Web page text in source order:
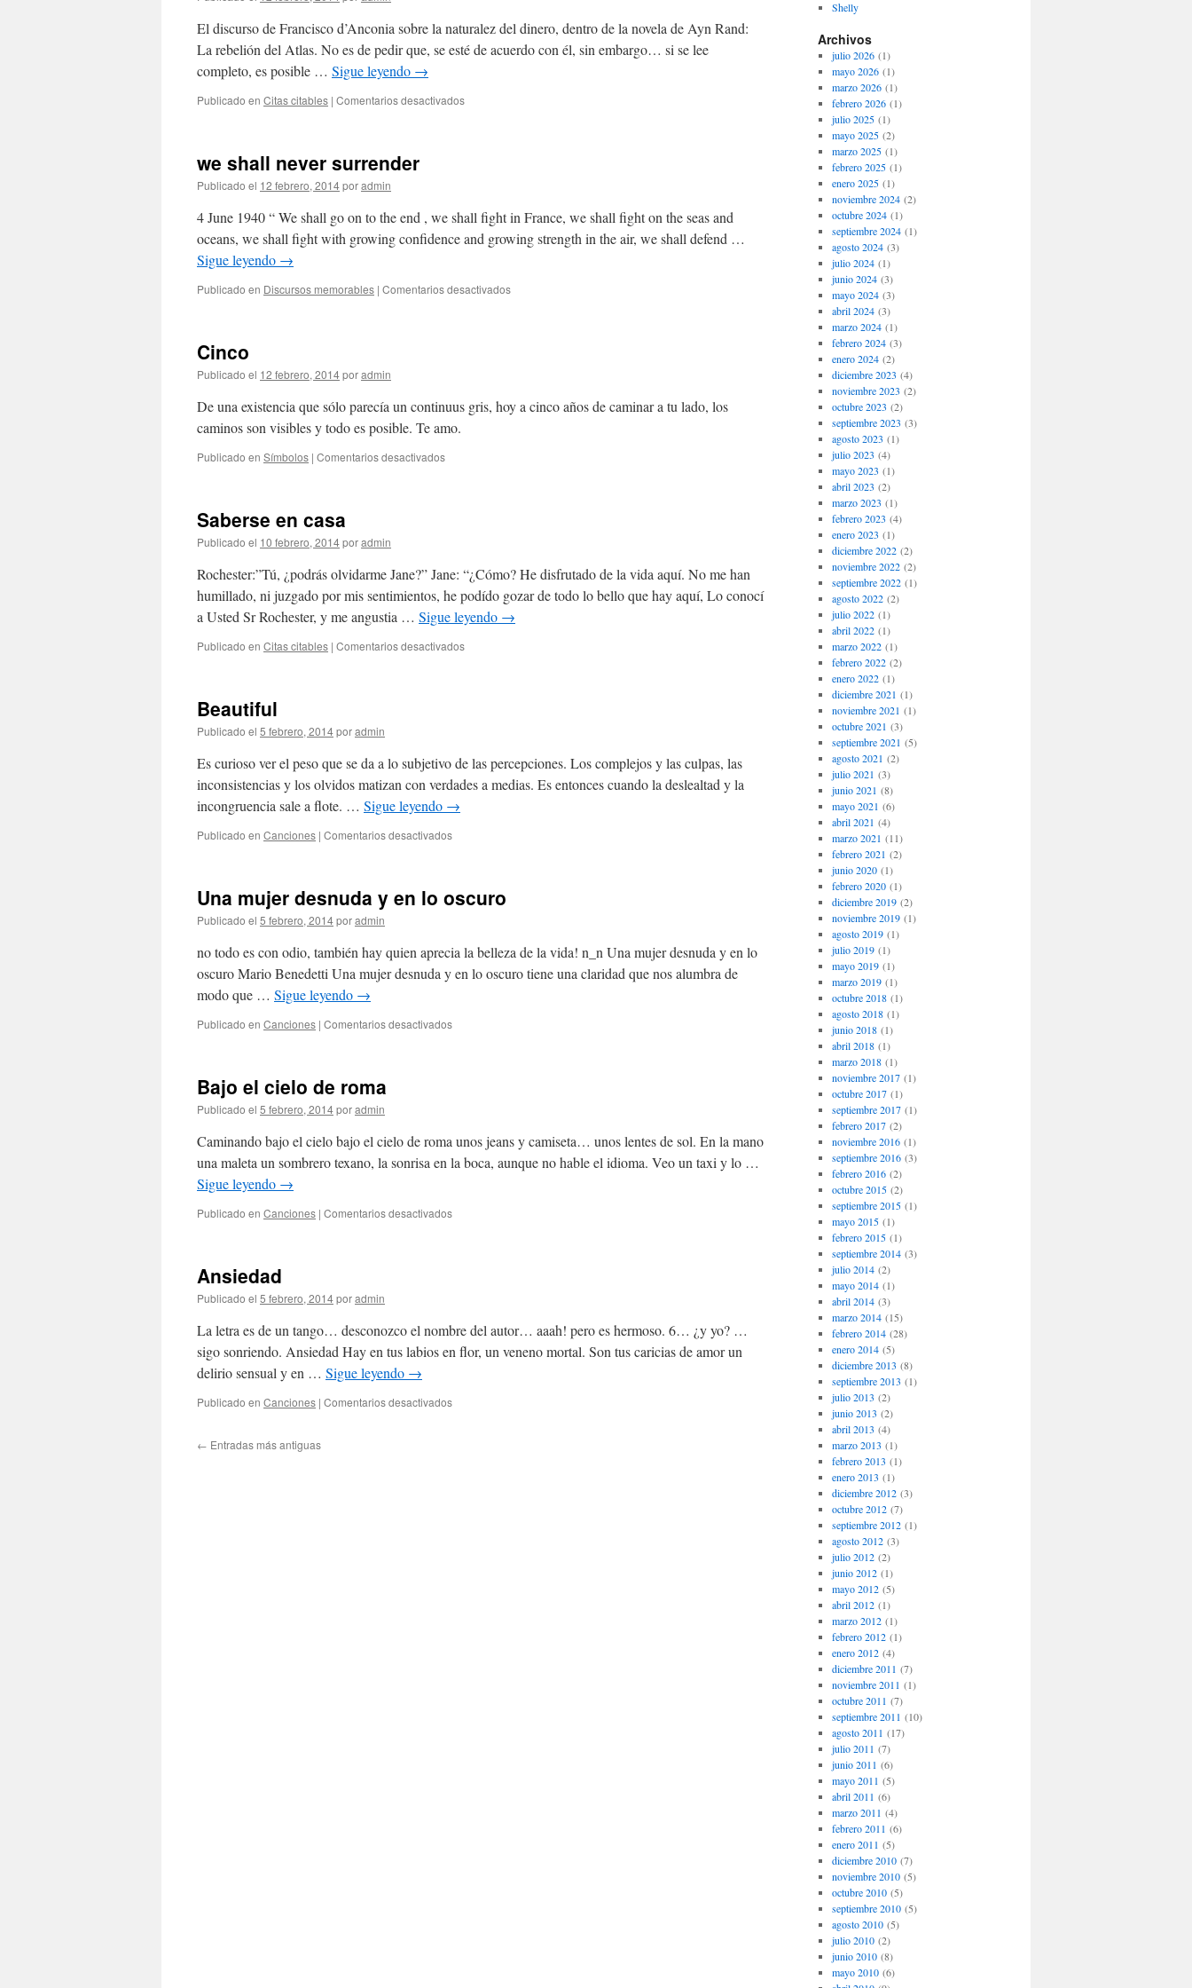
El discurso de Francisco d’Anconia sobre la naturalez del dinero, dentro de la novela de Ayn Rand:
La rebelión del Atlas. No es de pedir que, se esté de acuerdo con él, sin embargo… si se lee
completo, es posible … Sigue leyendo →
Publicado en Citas citables | Comentarios desactivadosen
we shall never surrender
Publicado el 12 febrero, 2014poradmin
4 June 1940 “ We shall go on to the end , we shall fight in France, we shall fight on the seas and
oceans, we shall fight with growing confidence and growing strength in the air, we shall defend …
Sigue leyendo →
Publicado en Discursos memorables | Comentarios desactivadosen
Cinco
Publicado el 12 febrero, 2014poradmin
De una existencia que sólo parecía un continuus gris, hoy a cinco años de caminar a tu lado, los
caminos son visibles y todo es posible. Te amo.
Publicado en Símbolos | Comentarios desactivadosen
Saberse en casa
Publicado el 10 febrero, 2014poradmin
Rochester:”Tú, ¿podrás olvidarme Jane?” Jane: “¿Cómo? He disfrutado de la vida aquí. No me han
humillado, ni juzgado por mis sentimientos, he podído gozar de todo lo bello que hay aquí, Lo conocí
a Usted Sr Rochester, y me angustia … Sigue leyendo →
Publicado en Citas citables | Comentarios desactivadosen
Beautiful
Publicado el 5 febrero, 2014poradmin
Es curioso ver el peso que se da a lo subjetivo de las percepciones. Los complejos y las culpas, las
inconsistencias y los olvidos matizan con verdades a medias. Es entonces cuando la deslealtad y la
incongruencia sale a flote. … Sigue leyendo →
Publicado en Canciones | Comentarios desactivadosen
Una mujer desnuda y en lo oscuro
Publicado el 5 febrero, 2014poradmin
no todo es con odio, también hay quien aprecia la belleza de la vida! n_n Una mujer desnuda y en lo
oscuro Mario Benedetti Una mujer desnuda y en lo oscuro tiene una claridad que nos alumbra de
modo que … Sigue leyendo →
Publicado en Canciones | Comentarios desactivadosen
Bajo el cielo de roma
Publicado el 5 febrero, 2014poradmin
Caminando bajo el cielo bajo el cielo de roma unos jeans y camiseta… unos lentes de sol. En la mano
una maleta un sombrero texano, la sonrisa en la boca, aunque no hable el idioma. Veo un taxi y lo …
Sigue leyendo →
Publicado en Canciones | Comentarios desactivadosen
Ansiedad
Publicado el 5 febrero, 2014poradmin
La letra es de un tango… desconozco el nombre del autor… aaah! pero es hermoso. 6… ¿y yo? …
sigo sonriendo. Ansiedad Hay en tus labios en flor, un veneno mortal. Son tus caricias de amor un
delirio sensual y en … Sigue leyendo →
Publicado en Canciones | Comentarios desactivadosen
← Entradas más antiguas
Shelly
Archivos
julio 2026(1)
mayo 2026(1)
marzo 2026(1)
febrero 2026(1)
julio 2025(1)
mayo 2025(2)
marzo 2025(1)
febrero 2025(1)
enero 2025(1)
noviembre 2024(2)
octubre 2024(1)
septiembre 2024(1)
agosto 2024(3)
julio 2024(1)
junio 2024(3)
mayo 2024(3)
abril 2024(3)
marzo 2024(1)
febrero 2024(3)
enero 2024(2)
diciembre 2023 (4)
noviembre 2023 (2)
octubre 2023 (2)
septiembre 2023 (3)
agosto 2023 (1)
julio 2023 (4)
mayo 2023 (1)
abril 2023 (2)
marzo 2023 (1)
febrero 2023 (4)
enero 2023 (1)
diciembre 2022(2)
noviembre 2022(2)
septiembre 2022(1)
agosto 2022(2)
julio 2022(1)
abril 2022(1)
marzo 2022(1)
febrero 2022(2)
enero 2022(1)
diciembre 2021 (1)
noviembre 2021 (1)
octubre 2021 (3)
septiembre 2021 (5)
agosto 2021 (2)
julio 2021 (3)
junio 2021 (8)
mayo 2021 (6)
abril 2021 (4)
marzo 2021 (11)
febrero 2021 (2)
junio 2020(1)
febrero 2020(1)
diciembre 2019(2)
noviembre 2019(1)
agosto 2019(1)
julio 2019(1)
mayo 2019(1)
marzo 2019(1)
octubre 2018(1)
agosto 2018(1)
junio 2018(1)
abril 2018(1)
marzo 2018(1)
noviembre 2017(1)
octubre 2017(1)
septiembre 2017(1)
febrero 2017(2)
noviembre 2016(1)
septiembre 2016(3)
febrero 2016(2)
octubre 2015(2)
septiembre 2015(1)
mayo 2015(1)
febrero 2015(1)
septiembre 2014(3)
julio 2014(2)
mayo 2014(1)
abril 2014(3)
marzo 2014(15)
febrero 2014(28)
enero 2014(5)
diciembre 2013 (8)
septiembre 2013 (1)
julio 2013 (2)
junio 2013 (2)
abril 2013 (4)
marzo 2013 (1)
febrero 2013 (1)
enero 2013 (1)
diciembre 2012(3)
octubre 2012(7)
septiembre 2012(1)
agosto 2012(3)
julio 2012(2)
junio 2012(1)
mayo 2012(5)
abril 2012(1)
marzo 2012(1)
febrero 2012(1)
enero 2012(4)
diciembre 2011 (7)
noviembre 2011 (1)
octubre 2011 (7)
septiembre 2011 (10)
agosto 2011 (17)
julio 2011 (7)
junio 2011 (6)
mayo 2011 (5)
abril 2011 (6)
marzo 2011 (4)
febrero 2011 (6)
enero 2011 (5)
diciembre 2010(7)
noviembre 2010(5)
octubre 2010(5)
septiembre 2010(5)
agosto 2010(5)
julio 2010(2)
junio 2010(8)
mayo 2010(6)